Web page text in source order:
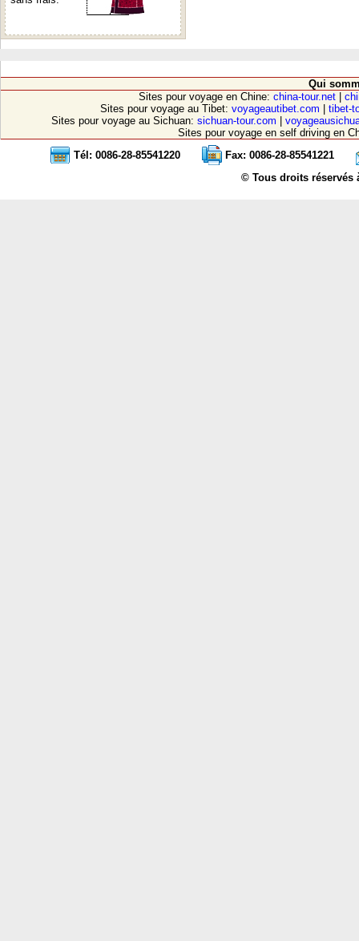
Qui
Sites pour voyage en Chine: china-tour.net
Sites pour voyage au Tibet: voyageautibet.com
tibet-
Sites pour voyage au Sichuan: sichuan-tour.com
Sites pour voyage en self driving en
Tél: 0086-28-85541220
Fax: 0086-28-85541221
© Tous droits réservés